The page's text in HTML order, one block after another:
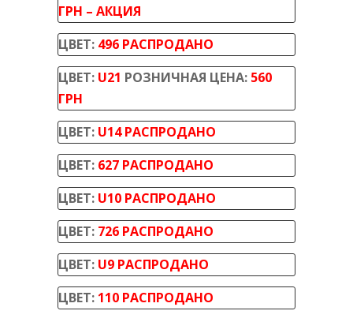
ГРН – АКЦИЯ
ЦВЕТ: 496 РАСПРОДАНО
ЦВЕТ: U21 РОЗНИЧНАЯ ЦЕНА: 560
ГРН
ЦВЕТ: U14 РАСПРОДАНО
ЦВЕТ: 627 РАСПРОДАНО
ЦВЕТ: U10 РАСПРОДАНО
ЦВЕТ: 726 РАСПРОДАНО
ЦВЕТ: U9 РАСПРОДАНО
ЦВЕТ: 110 РАСПРОДАНО